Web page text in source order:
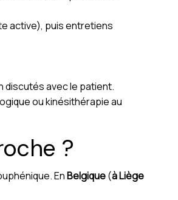
active), puis entretiens
discutés avec le patient.
ou kinésithérapie au
?
EnBelgique(à Liège